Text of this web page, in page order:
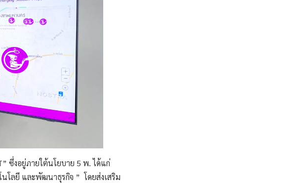
ซึ่งอยู่ภายใต้นโยบาย 5 พ. ได้แก่
ลยี และพัฒนาธุรกิจ ” โดยส่งเสริม